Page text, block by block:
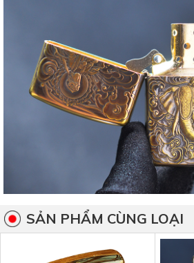
SẢN PHẨM CÙNG LOẠI